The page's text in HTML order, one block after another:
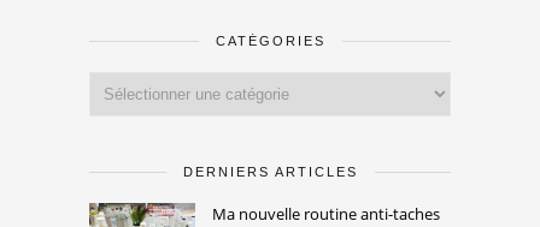
CATÉGORIES
DERNIERS ARTICLES
Ma nouvelle routine anti-taches